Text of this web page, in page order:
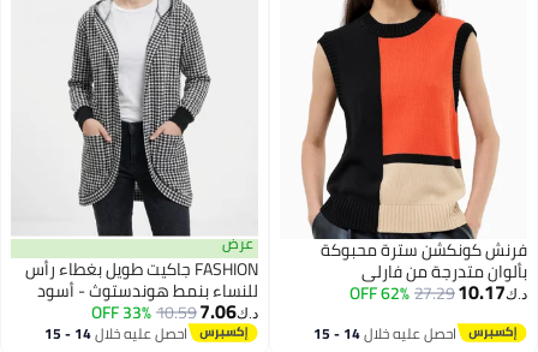
فرنش كونكشن سترة محبوكة
بألوان متدرجة من فارلي
د.ك‏10.17
27.29
62% OFF
احصل عليه خلال 14 - 15
عرض
FASHION جاكيت طويل بغطاء رأس
للنساء بنمط هوندستوث - أسود
وأبيض كاردجان مفتوح أمامي غير
رسمي مع جيوب
د.ك‏7.06
10.59
33% OFF
احصل عليه خلال 14 - 15